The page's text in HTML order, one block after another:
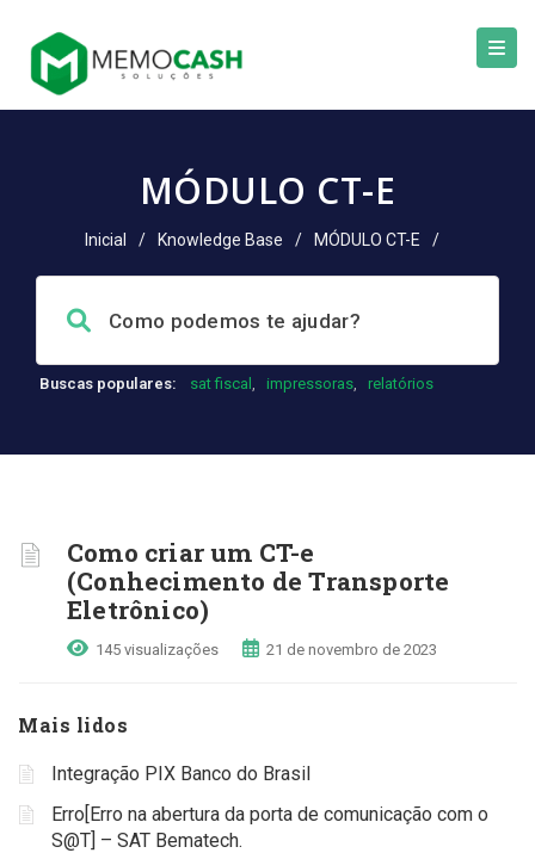
MÓDULO CT-E
Inicial / Knowledge Base / MÓDULO CT-E /
Buscas populares: sat fiscal , impressoras, relatórios
Como criar um CT-e
(Conhecimento de Transporte
Eletrônico)
145 visualizações 21 de novembro de 2023
Mais lidos
Integração PIX Banco do Brasil
Erro[Erro na abertura da porta de comunicação com o
S@T] – SAT Bematech.